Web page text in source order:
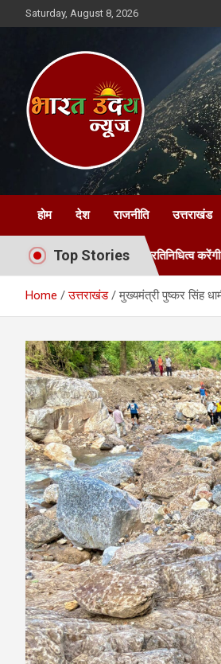
to
Saturday, August 8, 2026
Bharat Uday
होम देश राजनीति उत्तराखंड
Top Stories
का प्रतिनिधित्व करेंगी मीना रावत
Home उत्तराखंड मुख्यमंत्री पुष्कर सिंह